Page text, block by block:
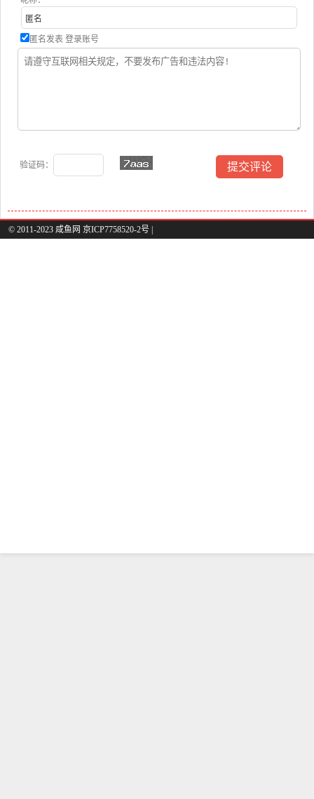
匿名发表 登录账号
验证码：
© 2011-2023 咸鱼网 京ICP7758520-2号 |